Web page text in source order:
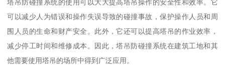
塔吊防碰撞系统的使用可以大大提高塔吊操作的安全性和效率。它
可以减少人为错误和操作失误导致的碰撞事故，保护操作人员和周
围人员的生命和财产安全。此外，它还可以提高塔吊的作业效率，
减少停工时间和维修成本。因此，塔吊防碰撞系统在建筑工地和其
他需要使用塔吊的场所中得到广泛应用。